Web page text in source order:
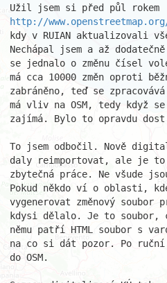
http://
kdy v RUIAN aktualizovali
Nechápal jsem a až
se jednalo o změnu čísel
má cca 10000 změn oproti
zabráněno, teď se
má vliv na OSM, tedy když
zajímá. Bylo to opravdu dost
To jsem odbočil. Nově
daly reimportovat, ale je to
zbytečná práce. Ne všude
Pokud někdo ví o oblasti,
vygenerovat změnový
kdysi dělalo. Je to soubor,
němu patří HTML soubor s
na co si dát pozor. Po ruční
do OSM.